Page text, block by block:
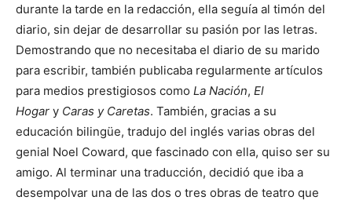
durante la tarde en la redacción, ella seguía al timón del
diario, sin dejar de desarrollar su pasión por las letras.
Demostrando que no necesitaba el diario de su marido
para escribir, también publicaba regularmente artículos
para medios prestigiosos como La Nación, El
Hogar y Caras y Caretas. También, gracias a su
educación bilingüe, tradujo del inglés varias obras del
genial Noel Coward, que fascinado con ella, quiso ser su
amigo. Al terminar una traducción, decidió que iba a
desempolvar una de las dos o tres obras de teatro que